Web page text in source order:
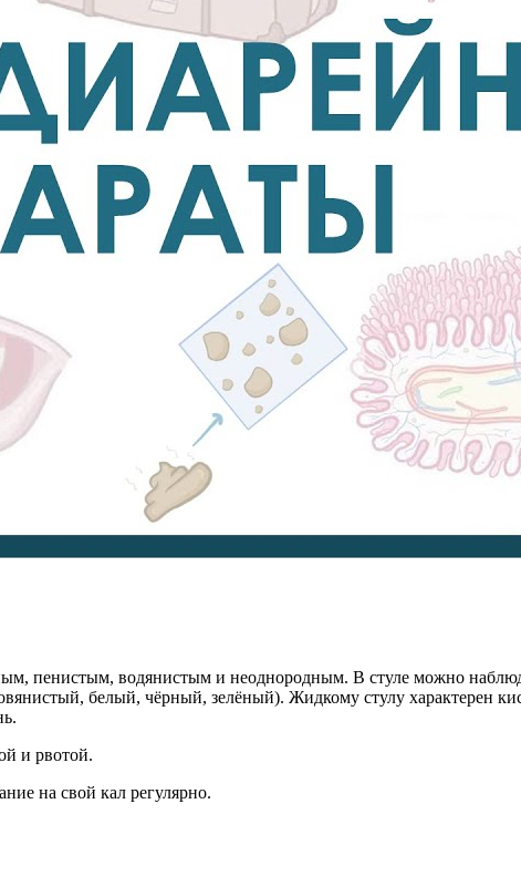
пенистым, водянистым и неоднородным. В стуле можно
белый, чёрный, зелёный). Жидкому стулу характерен
и рвотой.
на свой кал регулярно.